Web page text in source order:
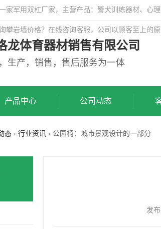
家军用双杠厂家，主营产品：警犬训练器材、心
攀岩墙价格？在线咨询客服，公司以顾客至上的
龙体育器材销售有限公司
生产，销售，售后服务为一体
产品中心 公司动态
态 › 行业资讯 › 公园椅：城市景观设计的一部分
发